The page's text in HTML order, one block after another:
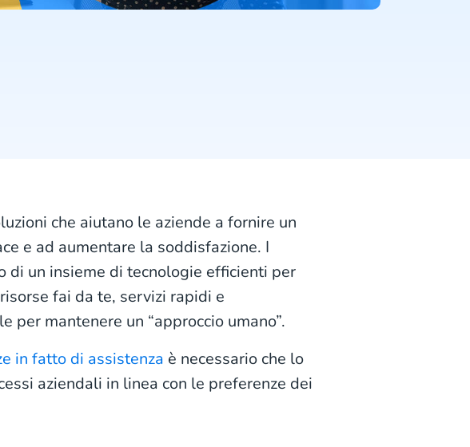
che aiutano le aziende a fornire un
e ad aumentare la soddisfazione. I
di un insieme di tecnologie efficienti per
fai da te, servizi rapidi e
mantenere un “approccio umano”.
in fatto di assistenza è necessario che lo
aziendali in linea con le preferenze dei